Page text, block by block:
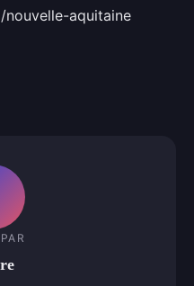
aquitaine